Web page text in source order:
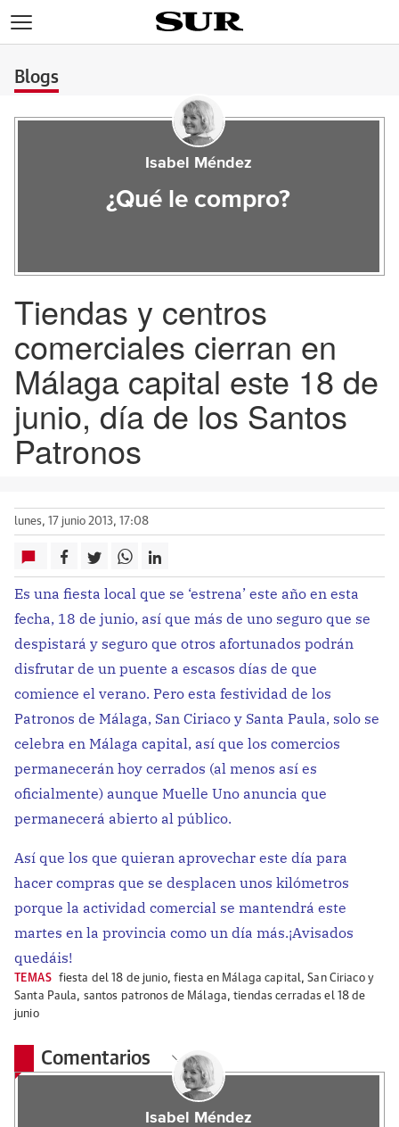
Blogs
Isabel Méndez
¿Qué le compro?
Tiendas y centros
comerciales cierran en
Málaga capital este 18 de
junio, día de los Santos
Patronos
lunes, 17 junio 2013, 17:08
Es una fiesta local que se ‘estrena’ este año en esta
fecha, 18 de junio, así que más de uno seguro que se
despistará y seguro que otros afortunados podrán
disfrutar de un puente a escasos días de que
comience el verano. Pero esta festividad de los
Patronos de Málaga, San Ciriaco y Santa Paula, solo se
celebra en Málaga capital, así que los comercios
permanecerán hoy cerrados (al menos así es
oficialmente) aunque Muelle Uno anuncia que
permanecerá abierto al público.
Así que los que quieran aprovechar este día para
hacer compras que se desplacen unos kilómetros
porque la actividad comercial se mantendrá este
martes en la provincia como un día más.¡Avisados
quedáis!
TEMAS fiesta del 18 de junio, fiesta en Málaga capital,San Ciriaco y
Santa Paula, santos patronos de Málaga,tiendas cerradas el 18 de
junio
Comentarios
Isabel Méndez